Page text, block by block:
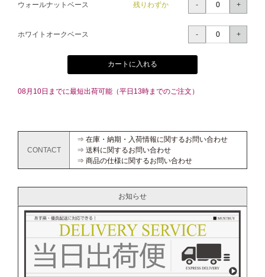
ウォールナットベース 残りわずか
ホワイトオークベース
カートに入れる
08月10日までに最短出荷可能（平日13時までのご注文）
CONTACT
⇒ 在庫・納期・入荷情報に関するお問い合わせ
⇒ 送料に関するお問い合わせ
⇒ 商品の仕様に関するお問い合わせ
お知らせ